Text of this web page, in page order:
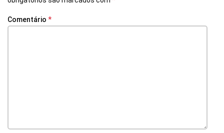
Comentário *